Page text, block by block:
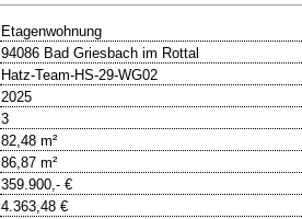
Etagenwohnung
94086 Bad Griesbach im Rottal
Hatz-Team-HS-29-WG02
2025
3
82,48 m²
86,87 m²
359.900,- €
4.363,48 €